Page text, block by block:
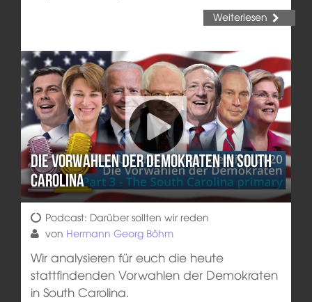
Weiterlesen
Die Vorwahlen der Demokraten in South
Carolina
Podcast: Darüber sollten wir reden
von Hermann Georg Böhm
Wir analysieren für euch die heute
stattfindenden Vorwahlen der Demokraten
in South Carolina.